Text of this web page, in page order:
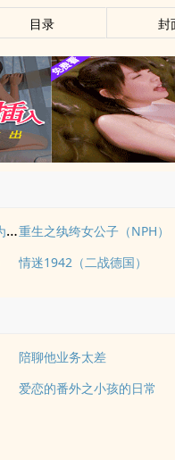
目录 封
拥有金手指后她开始为所欲为（nph）重生之纨绔女公子（NPH）
情迷1942（二战德国）
陪聊他业务太差
爱恋的番外之小孩的日常